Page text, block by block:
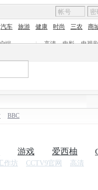
汽车 旅游 健康 时尚 三农 商
端 | 高清 电影
电视
BBC
作坊 CCTV9官网 高清
游戏 爱西柚